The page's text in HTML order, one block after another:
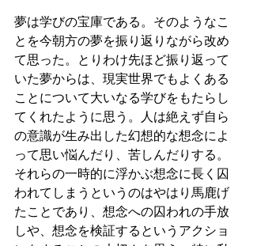
夢は学びの宝庫である。そのようなこ
とを今朝方の夢を振り返りながら改め
て思った。とりわけ先ほど振り返って
いた夢からは、現実世界でもよくある
ことについて大いなる学びをもたらし
てくれたように思う。人は絶えず自ら
の意識が生み出した幻想的な想念によ
って思い悩んだり、苦しんだりする。
それらの一時的に浮かぶ想念に長く囚
われてしまうというのはやはり馬鹿げ
たことであり、想念への囚われの手放
しや、想念を検証するというアクショ